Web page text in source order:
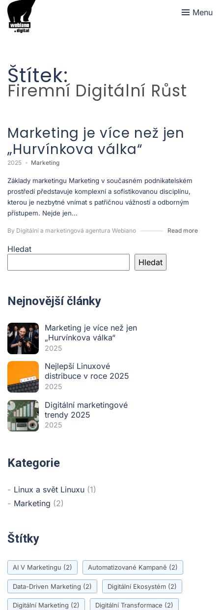
Menu
Štítek:
Firemní Digitální Růst
Marketing je více než jen
„Hurvínkova válka“
2025 Marketing
Základy marketingu Marketing v současném podnikatelském
prostředí představuje komplexní a sofistikovanou disciplínu,
kterou je nezbytné vnímat s patřičnou vážností a odborným
přístupem. Nejde jen...
By Digitální a marketingová agentura Webiano Read more
Hledat
Hledat
Nejnovější články
Marketing je více než jen
„Hurvínkova válka“
2025
Nejlepší Linuxové
distribuce v roce 2025
2025
Digitální marketingové
trendy 2025
2025
Kategorie
Linux a svět Linuxu (1)
Marketing (2)
Štítky
AI V Marketingu (2) Automatizované Kampaně (2)
Data-Driven Marketing (2) Digitální Ekosystém (2)
Digitální Marketing (2) Digitální Transformace (2)